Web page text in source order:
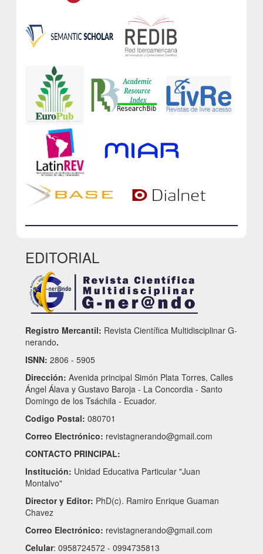
EDITORIAL
Registro Mercantil: Revista Científica Multidisciplinar G-
nerando.
ISNN: 2806 - 5905
Dirección: Avenida principal Simón Plata Torres, Calles
Ángel Álava y Gustavo Baroja - La Concordia - Santo
Domingo de los Tsáchila - Ecuador.
Codigo Postal: 080701
Correo Electrónico: revistagnerando@gmail.com
CONTACTO PRINCIPAL:
Institución: Unidad Educativa Particular "Juan
Montalvo"
Director y Editor: PhD(c). Ramiro Enrique Guaman
Chavez
Correo Electrónico: revistagnerando@gmail.com
Celular: 0958724572 - 0994735813